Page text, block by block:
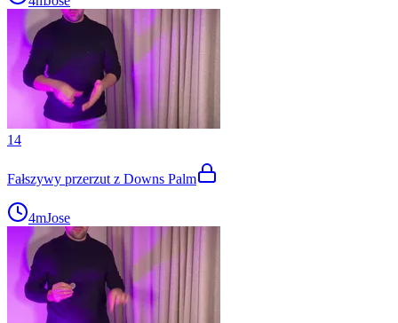
14
Fałszywy przerzut z Downs Palm
4mJose